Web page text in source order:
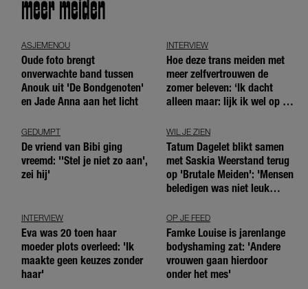
meer meiden
ASJEMENOU
Oude foto brengt
onverwachte band tussen
Anouk uit 'De Bondgenoten'
en Jade Anna aan het licht
INTERVIEW
Hoe deze trans meiden met
meer zelfvertrouwen de
zomer beleven: ‘Ik dacht
alleen maar: lijk ik wel op de
GEDUMPT
De vriend van Bibi ging
vreemd: ''Stel je niet zo aan',
zei hij'
WIL JE ZIEN
Tatum Dagelet blikt samen
met Saskia Weerstand terug
op 'Brutale Meiden': 'Mensen
beledigen was niet leuk
INTERVIEW
Eva was 20 toen haar
moeder plots overleed: 'Ik
maakte geen keuzes zonder
haar'
OP JE FEED
Famke Louise is jarenlange
bodyshaming zat: 'Andere
vrouwen gaan hierdoor
onder het mes'